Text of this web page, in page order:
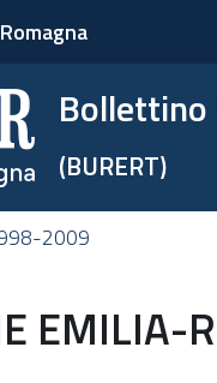
Bollettino
(BURERT)
2009
EMILIA-